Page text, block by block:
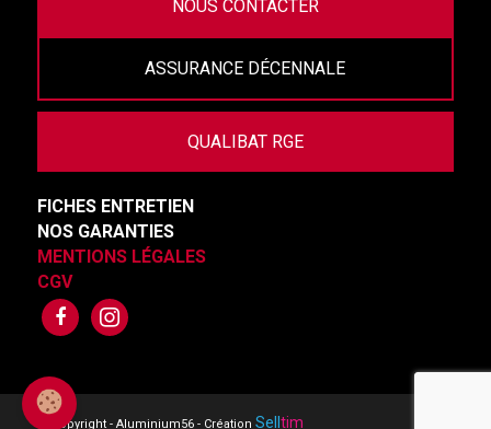
NOUS CONTACTER
ASSURANCE DÉCENNALE
QUALIBAT RGE
FICHES ENTRETIEN
NOS GARANTIES
MENTIONS LÉGALES
CGV
© Copyright - Aluminium56 - Création Selltim